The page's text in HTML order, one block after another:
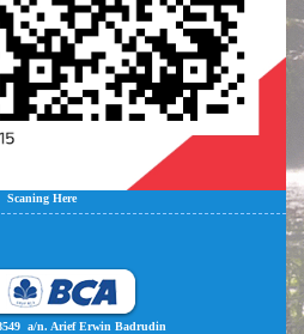
Scaning Here
a/n. Arief Erwin Badrudin